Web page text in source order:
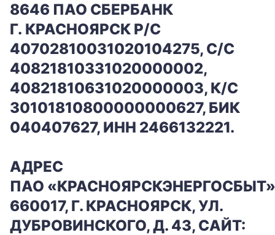
8646 ПАО СБЕРБАНК
Г. КРАСНОЯРСК P/C
40702810031020104275, С/С
40821810331020000002,
40821810631020000003, К/C
30101810800000000627, БИК
040407627, ИНН 2466132221.
АДРЕС
ПАО
660017, Г. КРАСНОЯРСК, УЛ.
ДУБРОВИНСКОГО, Д. 43, САЙТ: